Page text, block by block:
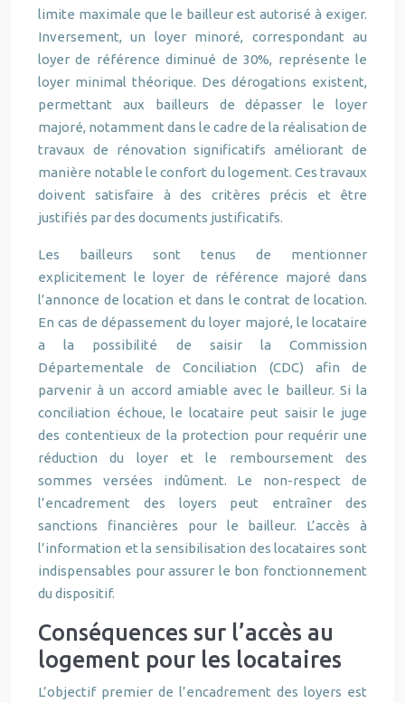
limite maximale que le bailleur est autorisé à exiger.
Inversement, un loyer minoré, correspondant au
loyer de référence diminué de 30%, représente le
loyer minimal théorique. Des dérogations existent,
permettant aux bailleurs de dépasser le loyer
majoré, notamment dans le cadre de la réalisation de
travaux de rénovation significatifs améliorant de
manière notable le confort du logement. Ces travaux
doivent satisfaire à des critères précis et être
justifiés par des documents justificatifs.
Les bailleurs sont tenus de mentionner
explicitement le loyer de référence majoré dans
l’annonce de location et dans le contrat de location.
En cas de dépassement du loyer majoré, le locataire
a la possibilité de saisir la Commission
Départementale de Conciliation (CDC) afin de
parvenir à un accord amiable avec le bailleur. Si la
conciliation échoue, le locataire peut saisir le juge
des contentieux de la protection pour requérir une
réduction du loyer et le remboursement des
sommes versées indûment. Le non-respect de
l’encadrement des loyers peut entraîner des
sanctions financières pour le bailleur. L’accès à
l’information et la sensibilisation des locataires sont
indispensables pour assurer le bon fonctionnement
du dispositif.
Conséquences sur l’accès au
logement pour les locataires
L’objectif premier de l’encadrement des loyers est